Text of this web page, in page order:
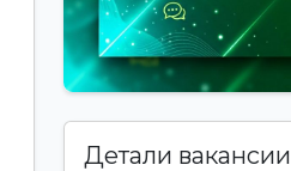
Детали вакансии